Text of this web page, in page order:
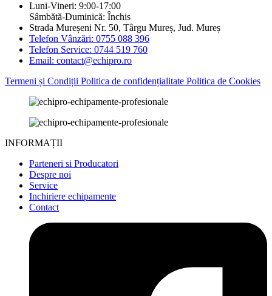
Luni-Vineri: 9:00-17:00
Sâmbătă-Duminică: Închis
Strada Mureșeni Nr. 50, Târgu Mureș, Jud. Mureș
Telefon Vânzări: 0755 088 396
Telefon Service: 0744 519 760
Email: contact@echipro.ro
Termeni și Condiții Politica de confidențialitate Politica de Cookies
INFORMAȚII
Parteneri si Producatori
Despre noi
Service
Inchiriere echipamente
Contact